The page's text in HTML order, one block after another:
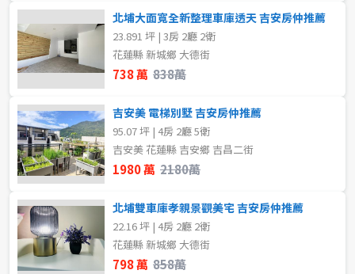
2樓 3樓
~
格局
不拘
1房
2房
樓層
不拘
地下室
3樓 4樓
5~10樓
21樓以上
~
北埔大面寬全新整理車庫透天 吉安房仲推薦
23.891 坪 | 3房 2廳 2衛
花蓮縣 新城鄉 大德街
738 萬 838萬
吉安美 電梯別墅 吉安房仲推薦
95.07 坪 | 4房 2廳 5衛
吉安美 花蓮縣 吉安鄉 吉昌二街
1980 萬 2180萬
北埔雙車庫孝親景觀美宅 吉安房仲推薦
22.16 坪 | 4房 2廳 2衛
花蓮縣 新城鄉 大德街
798 萬 858萬